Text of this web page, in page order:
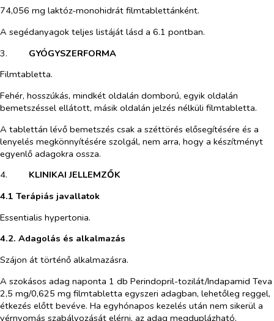
74,056 mg laktóz-monohidrát filmtablettánként.
A segédanyagok teljes listáját lásd a 6.1 pontban.
3.​
GYÓGYSZERFORMA
Filmtabletta.
Fehér, hosszúkás, mindkét oldalán domború, egyik oldalán
bemetszéssel ellátott, másik oldalán jelzés nélküli filmtabletta.
A tablettán lévő bemetszés csak a széttörés elősegítésére és a
lenyelés megkönnyítésére szolgál, nem arra, hogy a készítményt
egyenlő adagokra ossza.
4.​
KLINIKAI JELLEMZŐK
4.1 Terápiás javallatok
Essentialis hypertonia.
4.2. Adagolás és alkalmazás
Szájon át történő alkalmazásra.
A szokásos adag naponta 1 db Perindopril-tozilát/Indapamid Teva
2,5 mg/0,625 mg filmtabletta egyszeri adagban, lehetőleg reggel,
étkezés előtt bevéve. Ha egyhónapos kezelés után nem sikerül a
vérnyomás szabályozását elérni, az adag megduplázható.